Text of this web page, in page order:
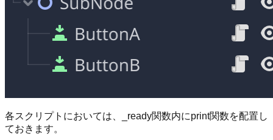
各スクリプトにおいては、_ready関数内にprint関数を配置し
ておきます。